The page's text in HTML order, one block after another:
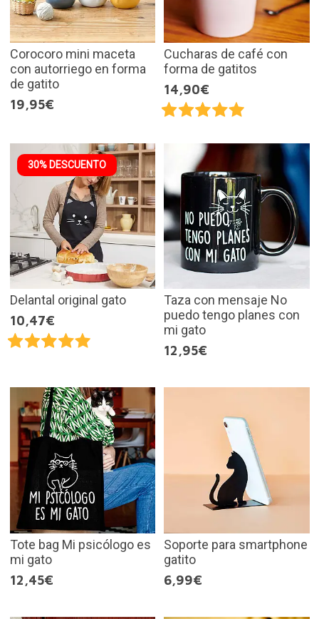
Corocoro mini maceta
con autorriego en forma
de gatito
19,95€
Cucharas de café con
forma de gatitos
14,90€
30% DESCUENTO
Delantal original gato
10,47€
Taza con mensaje No
puedo tengo planes con
mi gato
12,95€
Tote bag Mi psicólogo es
mi gato
12,45€
Soporte para smartphone
gatito
6,99€